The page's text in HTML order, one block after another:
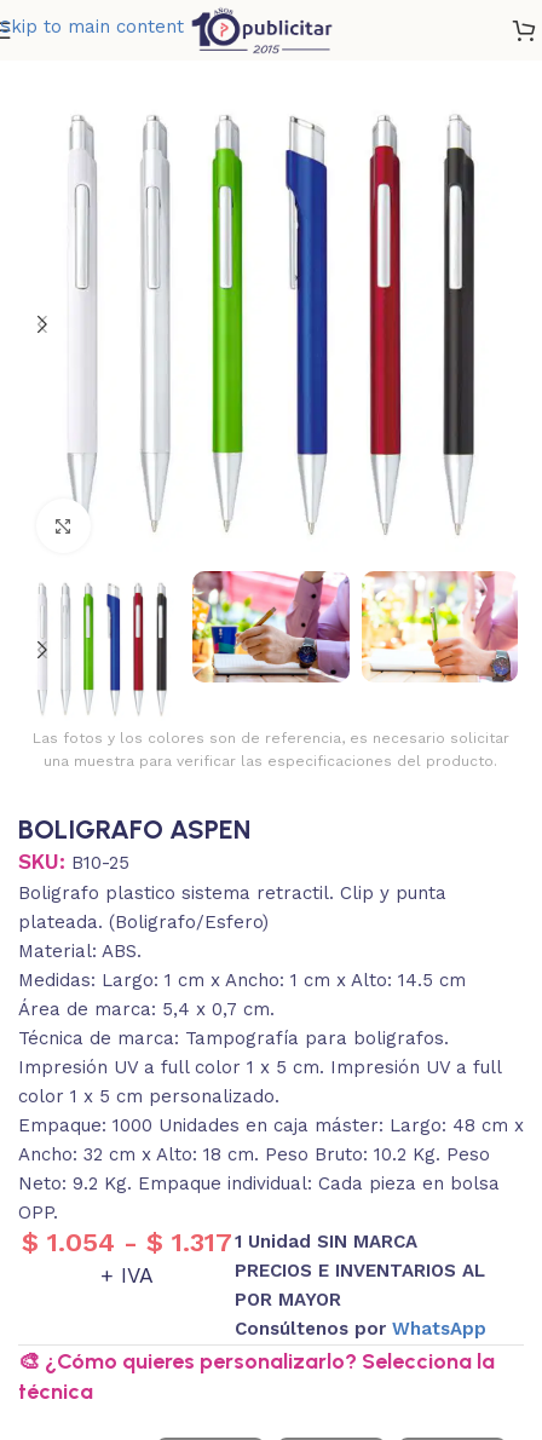
Skip to main content
BOLIGRAFO ASPEN
Clic para ampliar
Las fotos y los colores son de referencia, es necesario solicitar
una muestra para verificar las especificaciones del producto.
BOLIGRAFO ASPEN
SKU: B10-25
Boligrafo plastico sistema retractil. Clip y punta
plateada. (Boligrafo/Esfero)
Material: ABS.
Medidas: Largo: 1 cm x Ancho: 1 cm x Alto: 14.5 cm
Área de marca: 5,4 x 0,7 cm.
Técnica de marca: Tampografía para boligrafos.
Impresión UV a full color 1 x 5 cm. Impresión UV a full
color 1 x 5 cm personalizado.
Empaque: 1000 Unidades en caja máster: Largo: 48 cm x
Ancho: 32 cm x Alto: 18 cm. Peso Bruto: 10.2 Kg. Peso
Neto: 9.2 Kg. Empaque individual: Cada pieza en bolsa
OPP.
$ 1.054 - $ 1.317
+ IVA
1 Unidad SIN MARCA
PRECIOS E INVENTARIOS AL
POR MAYOR
Consúltenos porWhatsApp
🎨 ¿Cómo quieres personalizarlo? Selecciona la
técnica